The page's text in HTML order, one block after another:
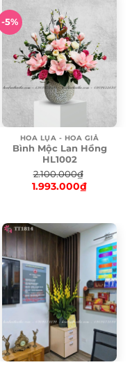
-5%
HOA LỤA - HOA GIẢ
Bình Mộc Lan Hồng
HL1002
2.100.000₫
Original
2.100.000₫.
1.993.000₫
is:
1.993.000₫.